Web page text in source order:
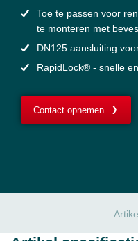
Toe te passen voor
te monteren met
DN125 aansluiting
RapidLock® - snelle
Contact opnemen